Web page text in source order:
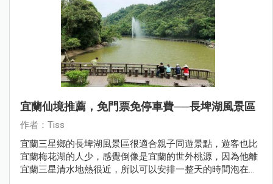
宜蘭仙境推薦，免門票免停車費──長埤湖風景區
作者：Tiss
宜蘭三星鄉的長埤湖風景區很適合親子同遊景點，遊客也比
宜蘭梅花湖的人少，感覺倒像是宜蘭的世外桃源，因為他離
宜蘭三星清水地熱很近，所以可以安排一整天的時間泡在三